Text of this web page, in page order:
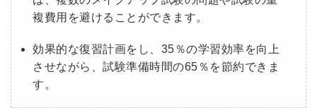
複費用を避けることができます。
効果的な復習計画をし、35％の学習効率を向上
させながら、試験準備時間の65％を節約できま
す。